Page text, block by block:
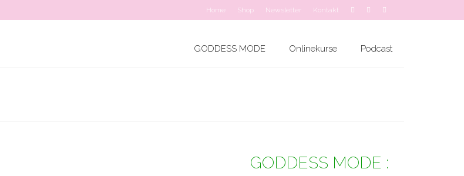
Home Shop Newsletter Kontakt
GODDESS MODE Onlinekurse Podcast
GODDESS MODE :